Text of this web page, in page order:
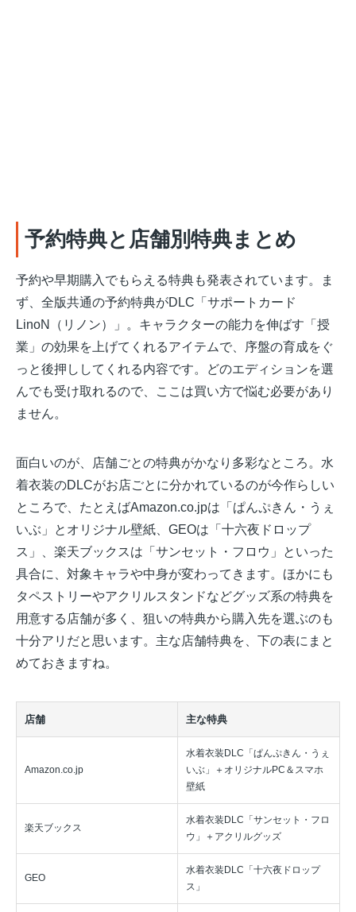
予約特典と店舗別特典まとめ
予約や早期購入でもらえる特典も発表されています。ま
ず、全版共通の予約特典がDLC「サポートカード
LinoN（リノン）」。キャラクターの能力を伸ばす「授
業」の効果を上げてくれるアイテムで、序盤の育成をぐ
っと後押ししてくれる内容です。どのエディションを選
んでも受け取れるので、ここは買い方で悩む必要があり
ません。
面白いのが、店舗ごとの特典がかなり多彩なところ。水
着衣装のDLCがお店ごとに分かれているのが今作らしい
ところで、たとえばAmazon.co.jpは「ぱんぷきん・うぇ
いぶ」とオリジナル壁紙、GEOは「十六夜ドロップ
ス」、楽天ブックスは「サンセット・フロウ」といった
具合に、対象キャラや中身が変わってきます。ほかにも
タペストリーやアクリルスタンドなどグッズ系の特典を
用意する店舗が多く、狙いの特典から購入先を選ぶのも
十分アリだと思います。主な店舗特典を、下の表にまと
めておきますね。
店舗 主な特典
Amazon.co.jp
水着衣装DLC「ぱんぷきん・うぇ
いぶ」＋オリジナルPC＆スマホ
壁紙
楽天ブックス
水着衣装DLC「サンセット・フロ
ウ」＋アクリルグッズ
GEO
水着衣装DLC「十六夜ドロップ
ス」